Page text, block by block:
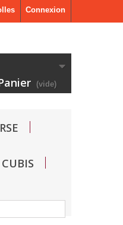
Connexion
(vide)
CUBIS